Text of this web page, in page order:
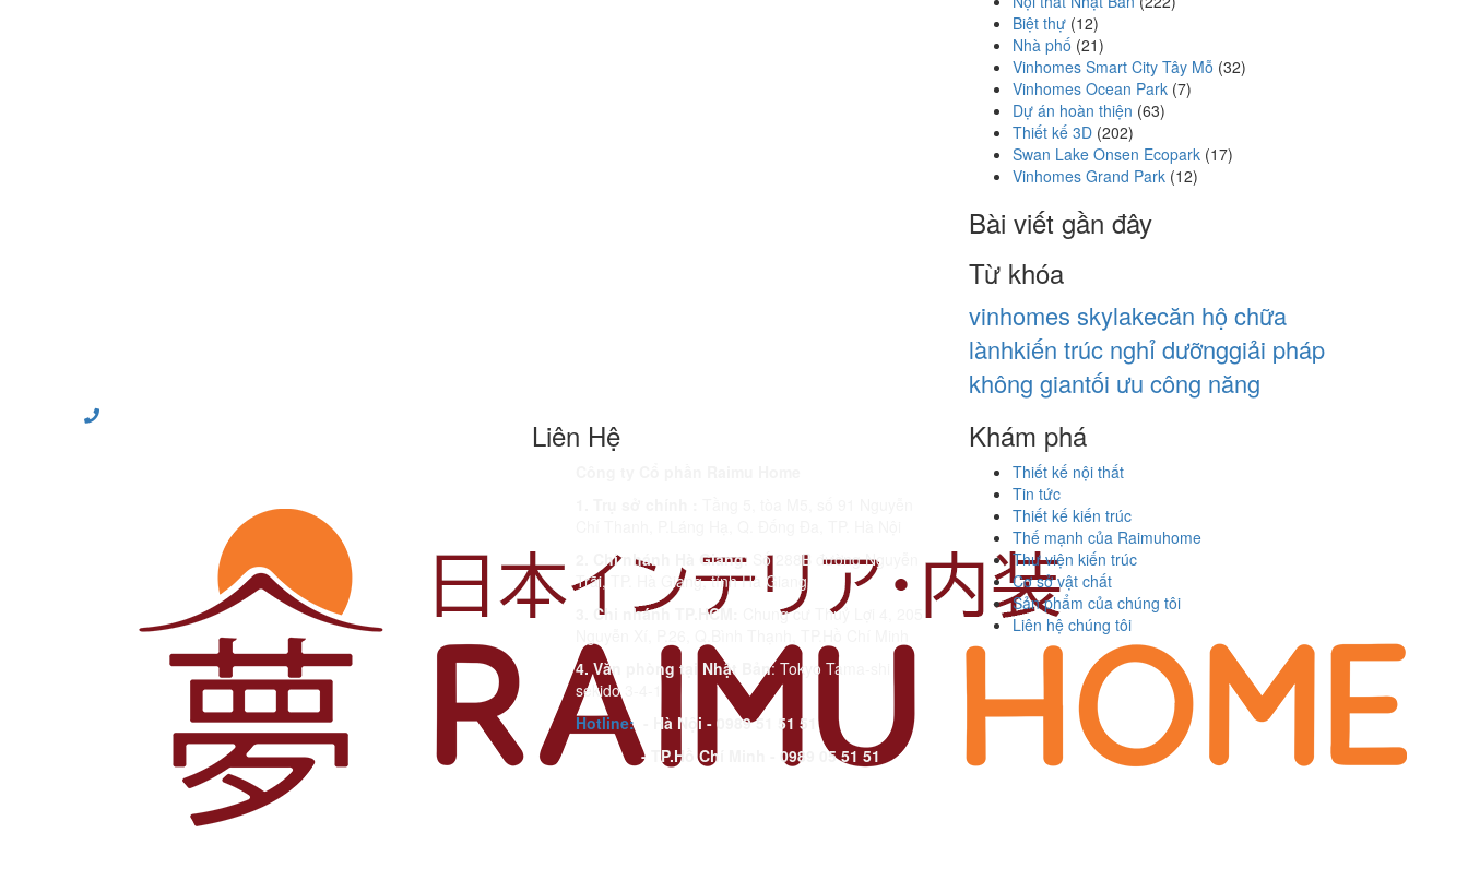
Biệt thự (12)
Nhà phố (21)
Vinhomes Smart City Tây Mỗ (32)
Vinhomes Ocean Park (7)
Dự án hoàn thiện (63)
Thiết kế 3D (202)
Swan Lake Onsen Ecopark (17)
Vinhomes Grand Park (12)
Bài viết gần đây
Từ khóa
vinhomes skylakecăn hộ chữa
lànhkiến trúc nghỉ dưỡnggiải pháp
không giantối ưu công năng
Liên Hệ
2. Chi nhánh Hà Giang: Số 288B đường Nguyễn
Trãi, TP. Hà Giang, tỉnh Hà Giang
3. Chi nhánh TP.HCM:
Chung cư Thuỷ Lợi 4, 205
4. Văn phòng tại Nhật Bản: Tokyo Tama-shi
sekido 3-4-1
Hotline:
- Hà Nội - 0989 51 51 51
- TP.Hồ Chí Minh - 0989 05 51 51
Khám phá
Thiết kế nội thất
Tin tức
Thiết kế kiến trúc
Thế mạnh của Raimuhome
Thư viện kiến trúc
Cơ sở vật chất
Sản phẩm của chúng tôi
Liên hệ chúng tôi